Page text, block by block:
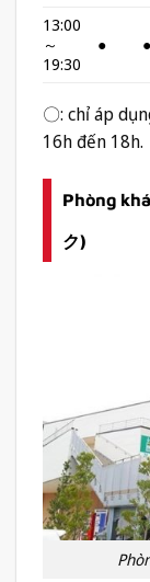
13:00
～
19:30
● ●
〇: chỉ áp
16h đến 18h.
Phòng
ク)